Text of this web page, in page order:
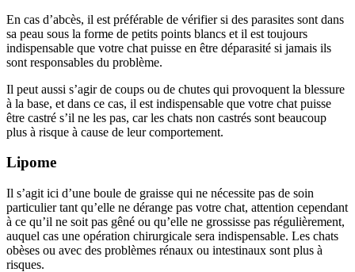
En cas d’abcès, il est préférable de vérifier si des parasites sont dans
sa peau sous la forme de petits points blancs et il est toujours
indispensable que votre chat puisse en être déparasité si jamais ils
sont responsables du problème.
Il peut aussi s’agir de coups ou de chutes qui provoquent la blessure
à la base, et dans ce cas, il est indispensable que votre chat puisse
être castré s’il ne les pas, car les chats non castrés sont beaucoup
plus à risque à cause de leur comportement.
Lipome
Il s’agit ici d’une boule de graisse qui ne nécessite pas de soin
particulier tant qu’elle ne dérange pas votre chat, attention cependant
à ce qu’il ne soit pas gêné ou qu’elle ne grossisse pas régulièrement,
auquel cas une opération chirurgicale sera indispensable. Les chats
obèses ou avec des problèmes rénaux ou intestinaux sont plus à
risques.